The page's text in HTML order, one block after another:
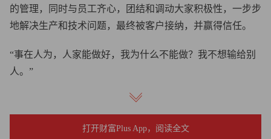
的管理，同时与员工齐心，团结和调动大家积极性，一步步
地解决生产和技术问题，最终被客户接纳，并赢得信任。
“事在人为，人家能做好，我为什么不能做？我不想输给别
人。”
回忆往昔，80岁的钱洪金依然透着“不服输”的劲头。从早年
军旅生涯的艰苦条件，到转战企业的困难与挑战，环境与人
的辩证关系，一直深深影响钱洪金的创业和企业经营理念，
打开财富Plus App，阅读全文